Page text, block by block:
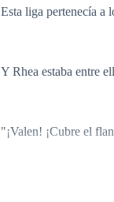
Esta liga pertenecía a
Y Rhea estaba entre
"¡Valen! ¡Cubre el
La voz provenía del